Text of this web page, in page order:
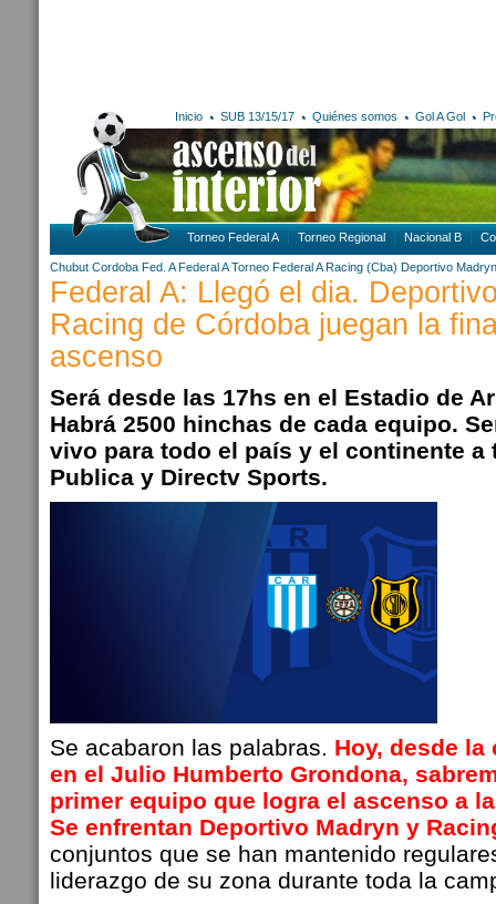
Inicio SUB 13/15/17 Quiénes somos Gol A Gol
Torneo Federal A Torneo Regional Nacional B
Chubut Cordoba Fed. A Federal A Torneo Federal A Racing (Cba) Deportivo Madryn
Federal A: Llegó el dia.
Racing de Córdoba juegan la
ascenso
Será desde las 17hs en el Estadio de
Habrá 2500 hinchas de cada equipo.
vivo para todo el país y el continente a
Publica y Directv Sports.
Se acabaron las palabras. Hoy, desde
en el Julio Humberto Grondona,
primer equipo que logra el ascenso a
Se enfrentan Deportivo Madryn y
conjuntos que se han mantenido
liderazgo de su zona durante toda la